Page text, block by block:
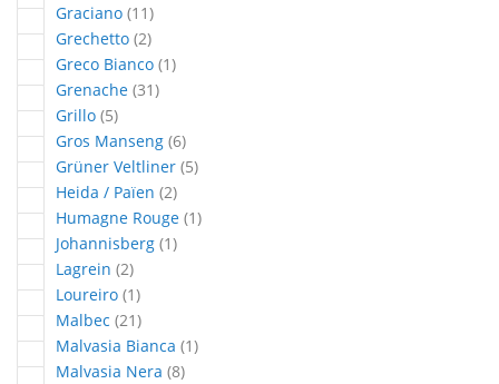
Graciano 11articles
Grechetto 2articles
Greco Bianco 1article
Grenache 31articles
Grillo 5articles
Gros Manseng 6articles
Grüner Veltliner 5articles
Heida / Païen 2articles
Humagne Rouge 1article
Johannisberg 1article
Lagrein 2articles
Loureiro 1article
Malbec 21articles
Malvasia Bianca 1article
Malvasia Nera 8articles